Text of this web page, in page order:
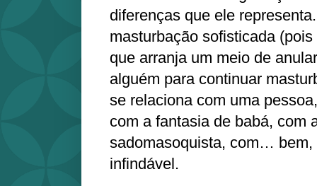
diferenças que ele
masturbação sofisticada
que arranja um meio de
alguém para continuar
se relaciona com uma
com a fantasia de babá, com
sadomasoquista, com… bem,
infindável.